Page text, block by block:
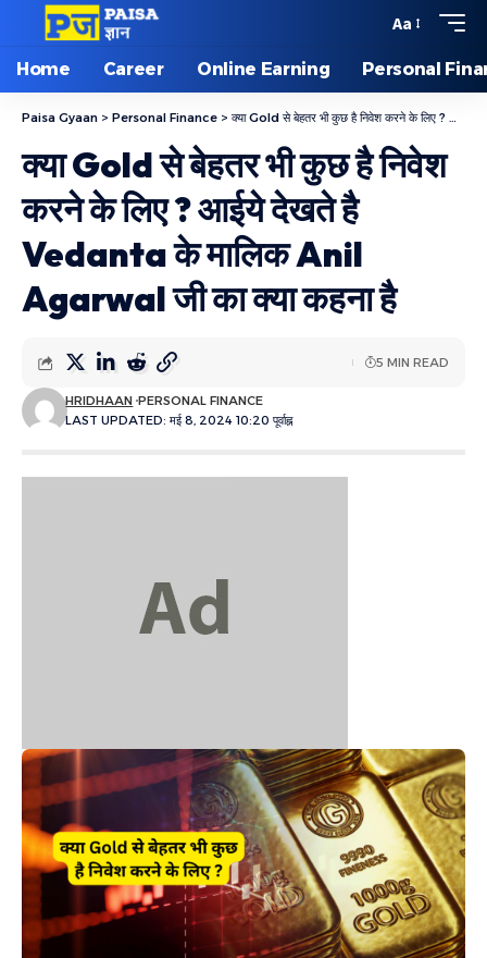
Aa
Home Career Online Earning Personal
Paisa Gyaan > Personal Finance > क्या Gold से बेहतर भी कुछ है निवेश करने के लिए ? आईये देखते है Vedanta के मालिक Anil Agarwal जी का क्या कहना है
क्या Gold से बेहतर भी कुछ है निवेश
करने के लिए ? आईये देखते है
Vedanta के मालिक Anil
Agarwal जी का क्या कहना है
LAST UPDATED: मई 8, 2024 10:20 पूर्वाह्न
HRIDHAAN PERSONAL FINANCE
5 MIN READ